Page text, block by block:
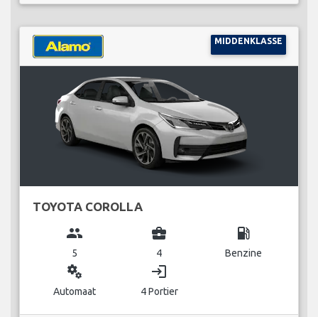
MIDDENKLASSE
TOYOTA COROLLA
group
5
business_center
4
local_gas_station
Benzine
miscellaneous_services
Automaat
login
4 Portier